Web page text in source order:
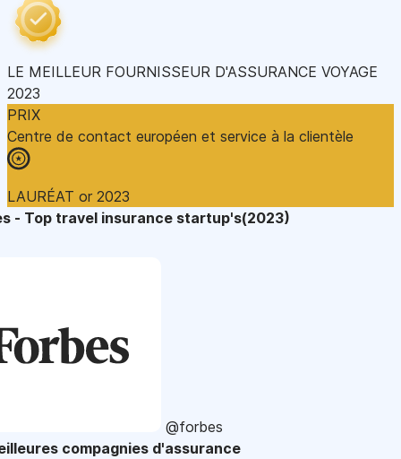
LE MEILLEUR FOURNISSEUR D'ASSURANCE VOYAGE
2023
PRIX
Centre de contact européen et service à la clientèle
LAURÉAT or 2023
- Top travel insurance startup's(2023)
@forbes
compagnies d'assurance